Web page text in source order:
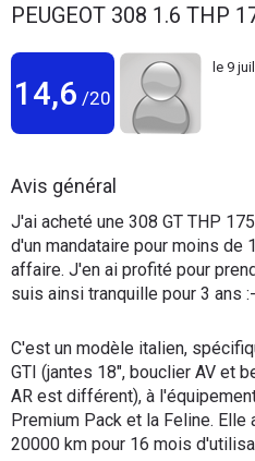
Guide
Electriques
Flottes
Auto
Services
Forum
Moto
PEUGEOT 308 1.6 THP
14,6 /20
le 9
Avis général
J'ai acheté une 308 GT THP
d'un mandataire pour moins de
affaire. J'en ai profité pour
suis ainsi tranquille pour 3 ans
C'est un modèle italien,
GTI (jantes 18", bouclier AV et
AR est différent), à
Premium Pack et la Feline. Elle
20000 km pour 16 mois